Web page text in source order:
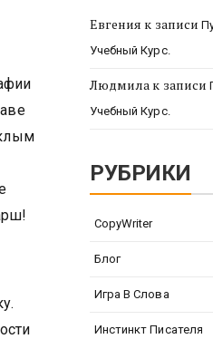
Евгения к записи
Учебный Курс.
Людмила к записи
Учебный Курс.
РУБРИКИ
CopyWriter
Блог
Игра В Слова
Инстинкт Писателя